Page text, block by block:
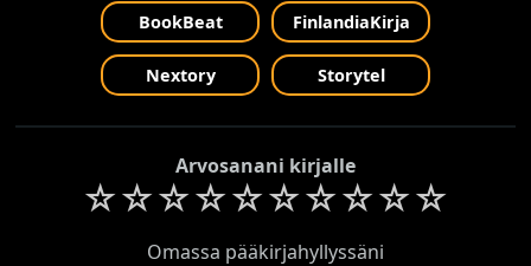
BookBeat FinlandiaKirja
Nextory Storytel
Arvosanani kirjalle
☆☆☆☆☆☆☆☆☆☆
Omassa pääkirjahyllyssäni